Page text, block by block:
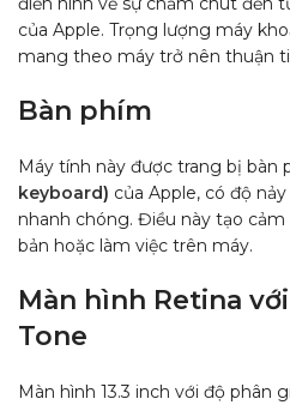
của Apple. Trọng lượng máy
mang theo máy trở nên thuận
Bàn phím
Máy tính này được trang bị bàn
keyboard) của Apple, có độ
nhanh chóng. Điều này tạo
bản hoặc làm việc trên máy.
Màn hình Retina
Tone
Màn hình 13.3 inch với độ phân